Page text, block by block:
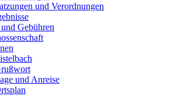
und Verordnungen
Gebühren
und Anreise